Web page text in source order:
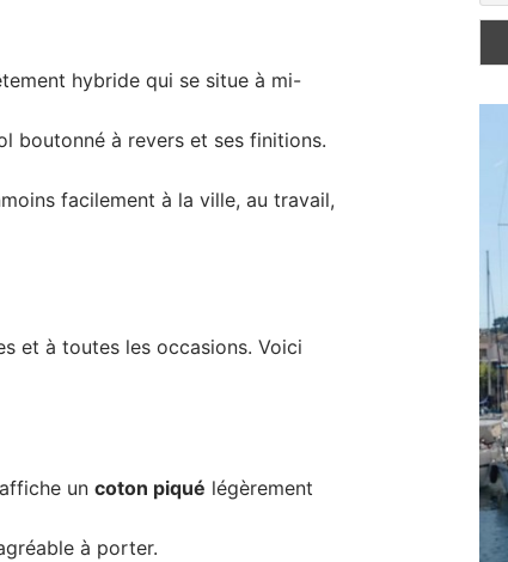
hybride qui se situe à mi-
boutonné à revers et ses finitions.
facilement à la ville, au travail,
et à toutes les occasions. Voici
un coton piqué légèrement
à porter.